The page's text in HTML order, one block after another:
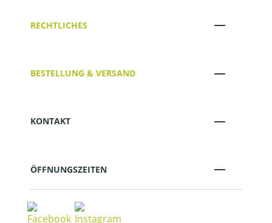
RECHTLICHES
BESTELLUNG & VERSAND
KONTAKT
ÖFFNUNGSZEITEN